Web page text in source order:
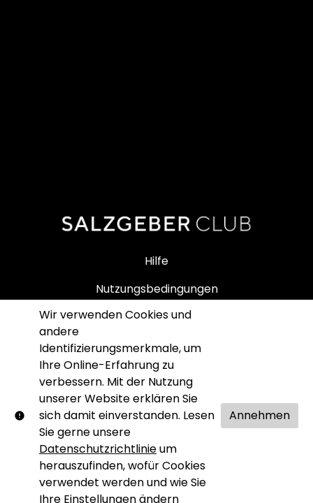
Wir verwenden Cookies und
andere
Identifizierungsmerkmale, um
Ihre Online-Erfahrung zu
verbessern. Mit der Nutzung
unserer Website erklären Sie
sich damit einverstanden. Lesen
Sie gerne unsere
Datenschutzrichtlinieum
herauszufinden, wofür Cookies
verwendet werden und wie Sie
Ihre Einstellungen ändern
Annehmen
Hilfe
Nutzungsbedingungen
Impressum
Datenschutz
SALZGEBER SHOP
© Salzgeber Club. Alle Rechte vorbehalten. Kein Teil
dieser Website darf ohne unsere schriftliche
Genehmigung reproduziert werden.